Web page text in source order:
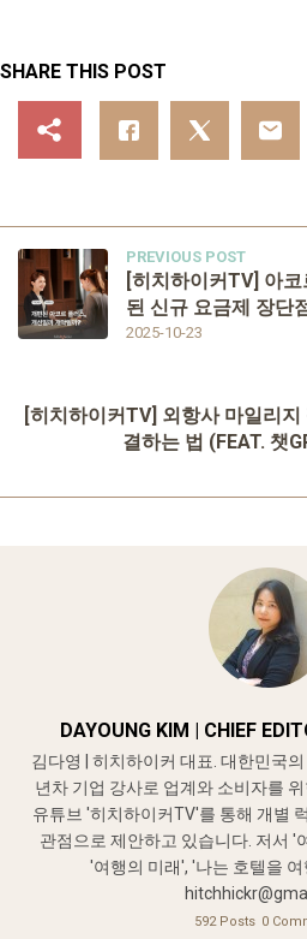
SHARE THIS POST
PREVIOUS POST
2025-10-23
[히치하이커TV] 아
된 신규 요금제 장단
[히치하이커TV] 외항사 마일리지
결하는 법 (FEAT. 챗
DAYOUNG KIM | CHIEF
김다영 | 히치하이커 대표. 대한민국
년차 기업 강사로 업계와 소비자를
유튜브 '히치하이커TV'를 통해 개별
관점으로 제안하고 있습니다. 저서 '
'여행의 미래', '나는 호텔을
592 Posts 0